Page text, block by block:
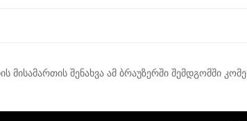
მისამართის შენახვა ამ ბრაუზერში შემდგომში